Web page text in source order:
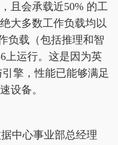
且会承载近50% 的工
大多数工作负载均以
负载（包括推理和智
上运行。这是因为英
擎，性能已能够满足
设备。
中心事业部总经理